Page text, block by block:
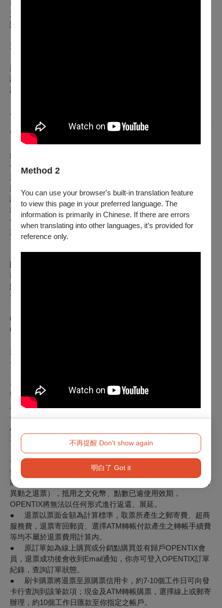
Method 2
You can use your browser's built-in translation feature
to view this page in your preferred language. The
information is primarily in Chinese. If there are errors
when translating into other languages, it’s provided for
reference only.
不再提醒 Don't show again
明白了 Got it
已購票觀眾可持原票券入場，於延期公告發佈前之購票觀眾，
如因延期不克前往觀賞，自公告日起至
辦理全額退票，
退票辦法如下：
請使用OPENTIX線上退訂單功能，至會員＞
訂單紀錄
※請留意，每日23:30-00:00為系統結算期間暫停服務。請務必
留意退票期限，提前申請。
※購買團票、套票或其他無法使用退訂單功能時，請至
網站
勾選項目1，填寫訂單資料辦理。申請的退票如符合退票規
則，將於3個工作日內執行退票作業。
請至
網站
勾選項目2，填寫訂單資料並附上存摺照片辦理，申請的退票
如符合退票規則，將於3個工作日內執行退票作業。
【已取紙本票】請由下述退票方案擇一辦理：
臨櫃退票
南、高雄四大服務處辦理。
郵寄退票
電話等聯絡資訊於退票期限前（郵戳為憑），掛號郵寄至
收」。退票郵寄前請記下票面之訂單編號，並請妥善保存掛號
收據。
演藝術科王小姐
--------
● 登入OPENTIX＞會員＞訂單紀錄，點入要查詢的訂單編
號內即可查看付款方式。如為文化幣全額支付，付款方式會顯
示「現金 $0 + 文化幣」。
● 票券入場聯，票價旁的英文代號C為現金付款，ATM為
ATM轉帳，V／M／J／AE／AP／GP為刷卡付款，B為向主辦
單位購票票券。
※注意事項
● 如購票時使用文化幣或點數折抵，退票時，系統將退還折
抵之全額文化幣，並於扣除退票手續費後，優先退還點數，再
將剩餘款項退回。特別提醒，如退票時（含換、補票及因節目
異動之退票），抵用之文化幣、點數已逾使用效期，
OPENTIX將無法以任何形式進行返還、展延。
● 退票以票面金額為計算標準，取票所產生之郵寄費、超商
服務費，退票寄回郵資、選擇ATM轉帳付款產生之轉帳手續費
等均不屬於退票費用計算內。
● 原訂單如為線上購買或分銷點購買並有歸戶OPENTIX會
員，退票成功後會收到Email通知，你亦可登入OPENTIX訂單
紀錄，查詢訂單狀態。
● 刷卡購票將退票至原購票信用卡，約7-10個工作日可向發
卡行查詢到該筆款項；現金及ATM轉帳購票，選擇線上或郵寄
辦理，約10個工作日匯款至你指定之帳戶。